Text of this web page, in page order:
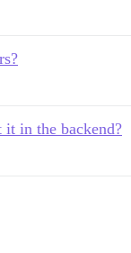
it in the backend?